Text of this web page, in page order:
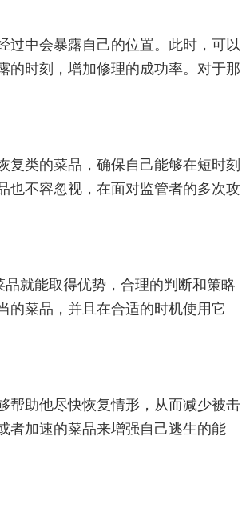
过中会暴露自己的位置。此时，可以
的时刻，增加修理的成功率。对于那
复类的菜品，确保自己能够在短时刻
也不容忽视，在面对监管者的多次攻
就能取得优势，合理的判断和策略
的菜品，并且在合适的时机使用它
帮助他尽快恢复情形，从而减少被击
者加速的菜品来增强自己逃生的能